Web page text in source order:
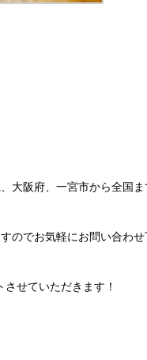
阪府、一宮市から全国ま
でお気軽にお問い合わせ
せていただきます！